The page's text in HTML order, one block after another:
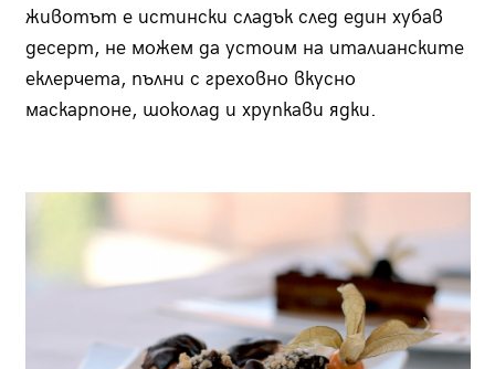
животът е истински сладък след един хубав
десерт, не можем да устоим на италианските
еклерчета, пълни с греховно вкусно
маскарпоне, шоколад и хрупкави ядки.